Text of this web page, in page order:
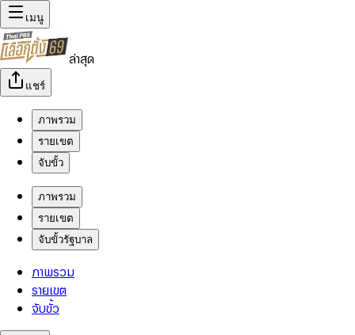
เมนู
ล่าสุด
แชร์
ภาพรวม
รายเขต
จับขั้ว
ภาพรวม
รายเขต
จับขั้วรัฐบาล
ภาพรวม
รายเขต
จับขั้ว